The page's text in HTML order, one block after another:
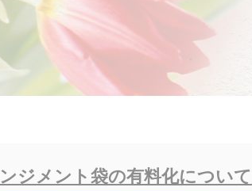
ジメント袋の有料化について